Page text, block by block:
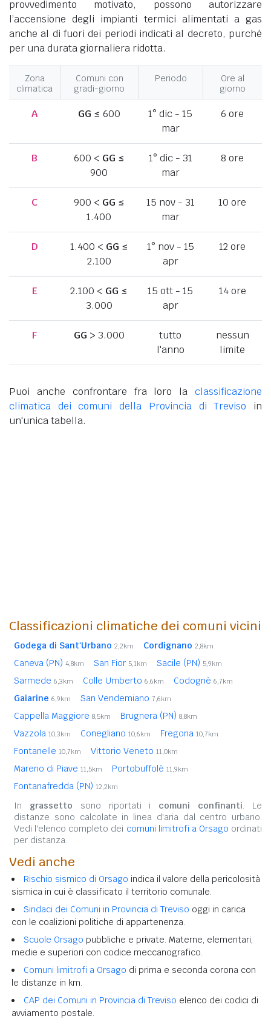
provvedimento motivato, possono autorizzare
l’accensione degli impianti termici alimentati a gas
anche al di fuori dei periodi indicati al decreto, purché
per una durata giornaliera ridotta.
Zona
climatica
Comuni con
gradi-giorno
Periodo
Ore al
giorno
A GG ≤ 600
1° dic - 15
mar
6 ore
B 600 < GG ≤
900
1° dic - 31
mar
8 ore
C 900 < GG ≤
1.400
15 nov - 31
mar
10 ore
D 1.400 < GG ≤
2.100
1° nov - 15
apr
12 ore
E 2.100 < GG ≤
3.000
15 ott - 15
apr
14 ore
F GG > 3.000
tutto
l'anno
nessun
limite
Puoi anche confrontare fra loro la classificazione
climatica dei comuni della Provincia di Treviso in
un'unica tabella.
Classificazioni climatiche dei comuni vicini
Godega di Sant'Urbano 2,2km Cordignano 2,8km
Caneva (PN) 4,8km San Fior 5,1km Sacile (PN) 5,9km
Sarmede 6,3km Colle Umberto 6,6km Codognè 6,7km
Gaiarine 6,9km San Vendemiano 7,6km
Cappella Maggiore 8,5km Brugnera (PN) 8,8km
Vazzola 10,3km Conegliano 10,6km Fregona 10,7km
Fontanelle 10,7km Vittorio Veneto 11,0km
Mareno di Piave 11,5km Portobuffolè 11,9km
Fontanafredda (PN) 12,2km
In grassetto sono riportati i comuni confinanti. Le
distanze sono calcolate in linea d'aria dal centro urbano.
Vedi l'elenco completo dei comuni limitrofi a Orsago ordinati
per distanza.
Vedi anche
Rischio sismico di Orsago indica il valore della pericolosità
sismica in cui è classificato il territorio comunale.
Sindaci dei Comuni in Provincia di Treviso oggi in carica
con le coalizioni politiche di appartenenza.
Scuole Orsago pubbliche e private. Materne, elementari,
medie e superiori con codice meccanografico.
Comuni limitrofi a Orsago di prima e seconda corona con
le distanze in km.
CAP dei Comuni in Provincia di Treviso elenco dei codici di
avviamento postale.